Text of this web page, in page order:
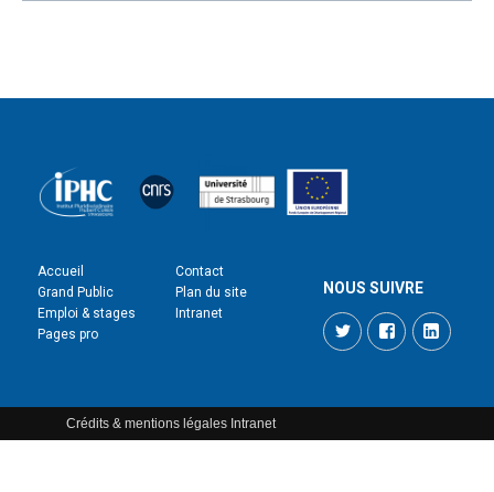
Accueil
Grand Public
Emploi & stages
Pages pro
Contact
Plan du site
Intranet
NOUS SUIVRE
TwitterFacebook
Crédits & mentions légales Intranet